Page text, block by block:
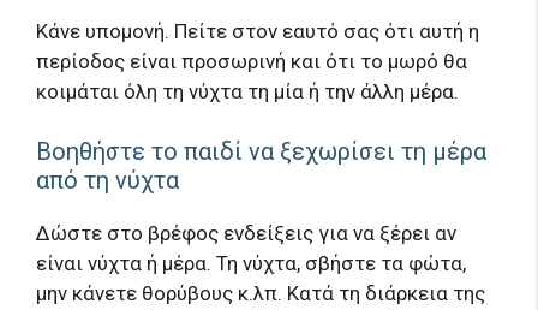
Κάνε υπομονή. Πείτε στον εαυτό σας ότι αυτή η
περίοδος είναι προσωρινή και ότι το μωρό θα
κοιμάται όλη τη νύχτα τη μία ή την άλλη μέρα.
Βοηθήστε το παιδί να ξεχωρίσει τη μέρα
από τη νύχτα
Δώστε στο βρέφος ενδείξεις για να ξέρει αν
είναι νύχτα ή μέρα. Τη νύχτα, σβήστε τα φώτα,
μην κάνετε θορύβους κ.λπ. Κατά τη διάρκεια της